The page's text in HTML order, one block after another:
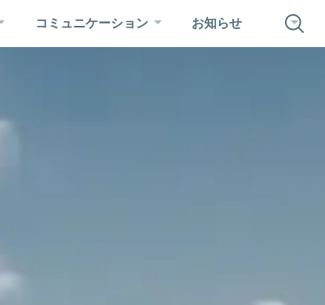
コミュニケーション お知らせ